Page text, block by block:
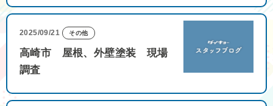
2025/09/21 その他
高崎市 屋根、外壁塗装 現場
調査